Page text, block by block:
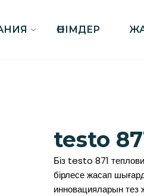
ӨНІМДЕР
testo
Біз testo 871
бірлесе жасап
инновацияларын